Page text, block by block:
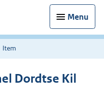
Menu
Item
Dordtse Kil